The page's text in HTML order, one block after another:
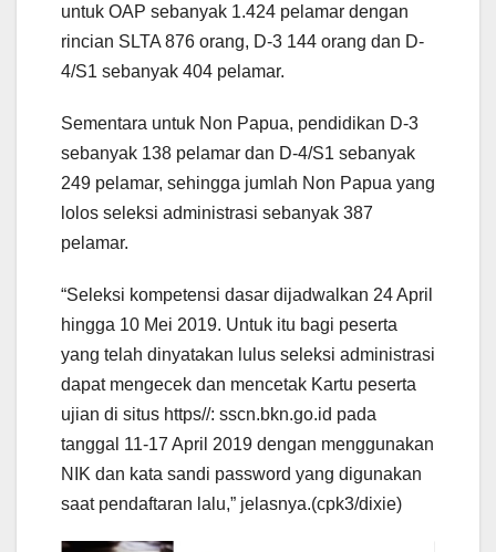
untuk OAP sebanyak 1.424 pelamar dengan
rincian SLTA 876 orang, D-3 144 orang dan D-
4/S1 sebanyak 404 pelamar.
Sementara untuk Non Papua, pendidikan D-3
sebanyak 138 pelamar dan D-4/S1 sebanyak
249 pelamar, sehingga jumlah Non Papua yang
lolos seleksi administrasi sebanyak 387
pelamar.
“Seleksi kompetensi dasar dijadwalkan 24 April
hingga 10 Mei 2019. Untuk itu bagi peserta
yang telah dinyatakan lulus seleksi administrasi
dapat mengecek dan mencetak Kartu peserta
ujian di situs https//: sscn.bkn.go.id pada
tanggal 11-17 April 2019 dengan menggunakan
NIK dan kata sandi password yang digunakan
saat pendaftaran lalu,” jelasnya.(cpk3/dixie)